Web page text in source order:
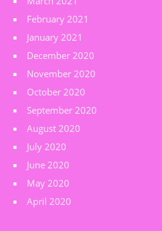
February 2021
January 2021
December 2020
November 2020
October 2020
September 2020
August 2020
July 2020
June 2020
May 2020
April 2020